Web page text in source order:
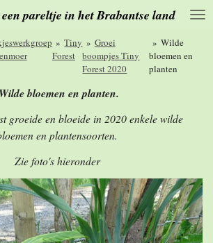
pareltje in het Brabantse land
» Tiny
Forest
» Groei
boompjes Tiny
Forest 2020
» Wilde
bloemen en
planten
Wilde bloemen en planten.
groeide en bloeide in 2020 enkele wilde
en plantensoorten.
Zie foto's hieronder